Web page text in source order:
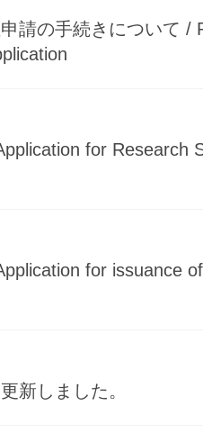
請の手続きについて /
for Research
for issuance
新しました。